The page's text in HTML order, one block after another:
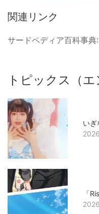
関連リンク
サードペディア百科事典:
トピックス（エ
いぎ
「